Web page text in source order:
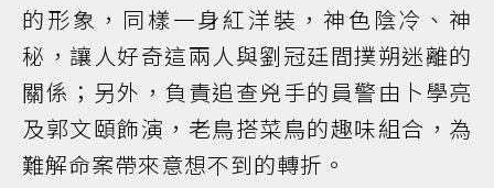
的形象，同樣一身紅洋裝，神色陰冷、神
秘，讓人好奇這兩人與劉冠廷間撲朔迷離的
關係；另外，負責追查兇手的員警由卜學亮
及郭文頤飾演，老鳥搭菜鳥的趣味組合，為
難解命案帶來意想不到的轉折。